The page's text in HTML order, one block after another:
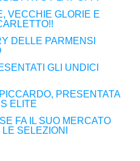
VECCHIE GLORIE E
DELLE PARMENSI
GLI UNDICI
PRESENTATA
ELITE
FA IL SUO MERCATO
SELEZIONI